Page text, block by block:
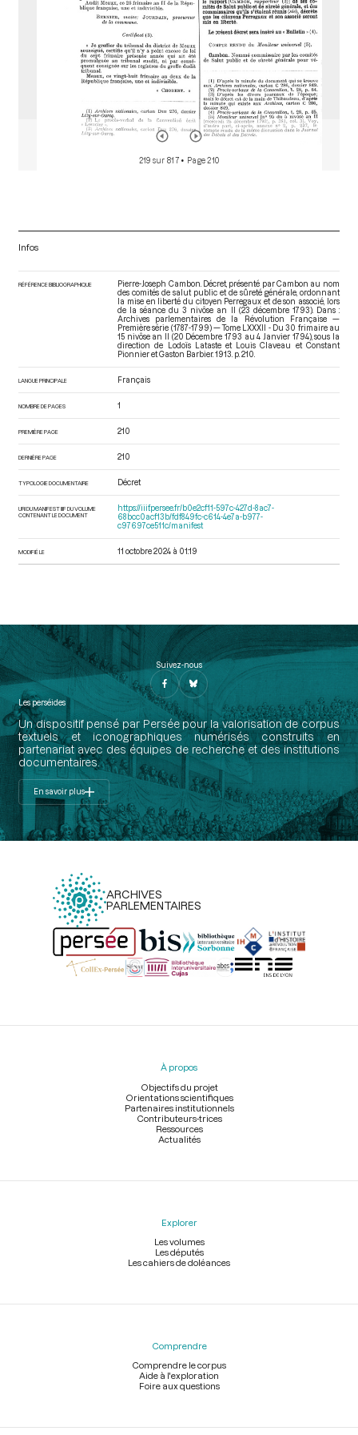
219 sur 817 • Page 210
Infos
RÉFÉRENCE BIBLIOGRAPHIQUE
Pierre-Joseph Cambon. Décret, présenté par Cambon au nom
des comités de salut public et de sûreté générale, ordonnant
la mise en liberté du citoyen Perregaux et de son associé, lors
de la séance du 3 nivôse an II (23 décembre 1793). Dans :
Archives parlementaires de la Révolution Française —
Première série (1787-1799) — Tome LXXXII - Du 30 frimaire au
15 nivôse an II (20 Décembre 1793 au 4 Janvier 1794), sous la
direction de Lodoïs Lataste et Louis Claveau et Constant
Pionnier et Gaston Barbier. 1913. p. 210.
LANGUE PRINCIPALE Français
NOMBRE DE PAGES 1
PREMIÈRE PAGE 210
DERNIÈRE PAGE 210
TYPOLOGIE DOCUMENTAIRE Décret
URI DU MANIFEST IIIF DU VOLUME
CONTENANT LE DOCUMENT
https://iiif.persee.fr/b0e2cf11-597c-427d-8ac7-
68bcc0acf13b/fdf849fc-c614-4e7a-b977-
c97697ce511c/manifest
MODIFIÉ LE 11 octobre 2024 à 01:19
Suivez-nous
Les perséides
Un dispositif pensé par Persée pour la valorisation de corpus
textuels et iconographiques numérisés construits en
partenariat avec des équipes de recherche et des institutions
documentaires.
En savoir plus
ARCHIVES
PARLEMENTAIRES
Menu
À propos
Objectifs du projet
Orientations scientifiques
Partenaires institutionnels
Contributeurs-trices
Ressources
Actualités
Explorer
Les volumes
Les députés
Les cahiers de doléances
Comprendre
Comprendre le corpus
Aide à l'exploration
Foire aux questions